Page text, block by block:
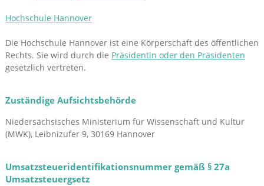
Hochschule Hannover
Die Hochschule Hannover ist eine Körperschaft des öffentlichen
Rechts. Sie wird durch die Präsidentin oder den Präsidenten
gesetzlich vertreten.
Zuständige Aufsichtsbehörde
Niedersächsisches Ministerium für Wissenschaft und Kultur
(MWK), Leibnizufer 9, 30169 Hannover
Umsatzsteueridentifikationsnummer gemäß § 27a
Umsatzsteuergsetz